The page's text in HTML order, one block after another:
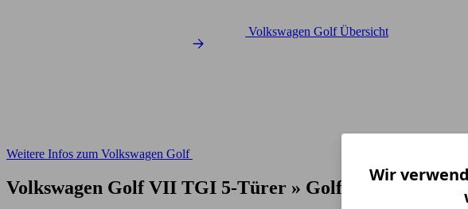
Volkswagen Golf Übersicht
Weitere Infos zum Volkswagen Golf
Volkswagen Golf VII TGI 5-Türer » Golf
Wir